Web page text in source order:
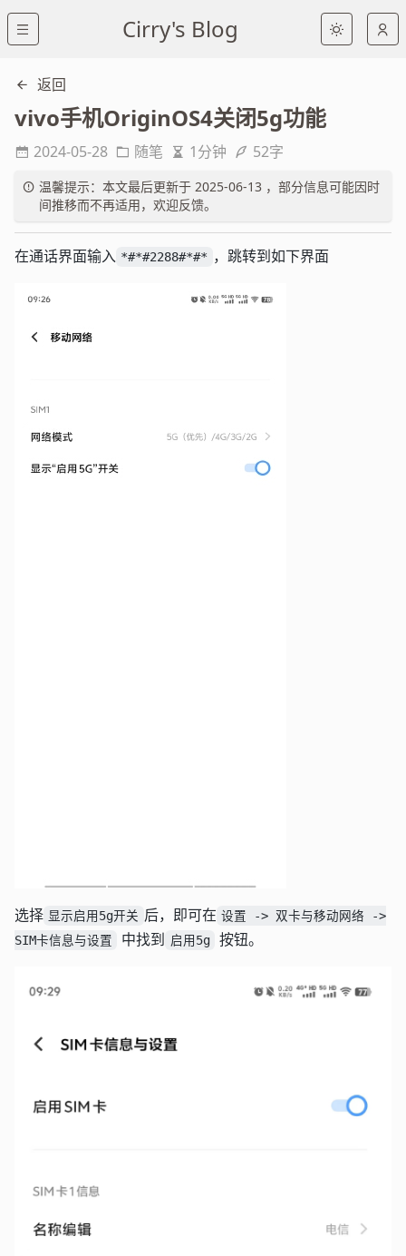
Cirry's Blog
返回
vivo手机OriginOS4关闭5g功能
2024-05-28 随笔 1分钟 52字
温馨提示：本文最后更新于 2025-06-13 ，部分信息可能因时
间推移而不再适用，欢迎反馈。
在通话界面输入 *#*#2288#*#* ，跳转到如下界面
选择 显示启用5g开关 后，即可在 设置 -> 双卡与移动网络 ->
SIM卡信息与设置
中找到 启用5g 按钮。